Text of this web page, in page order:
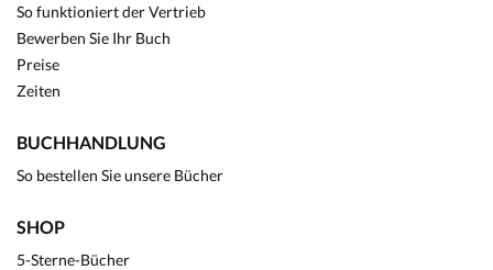
So funktioniert der Vertrieb
Bewerben Sie Ihr Buch
Preise
Zeiten
BUCHHANDLUNG
So bestellen Sie unsere Bücher
SHOP
5-Sterne-Bücher